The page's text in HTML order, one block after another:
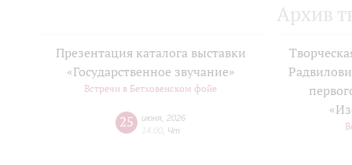
Архив
Презентация каталога выставки
«Государственное звучание»
Встречи в Бетховенском фойе
25 июня 2026
14:00 Чт